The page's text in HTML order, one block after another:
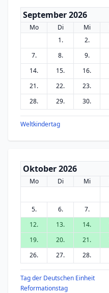
September 2026
Mo Di Mi
1.
2.
7.
8. 9.
14.
15. 16.
21.
22. 23.
28.
29. 30.
Weltkindertag
Oktober 2026
Mo Di Mi
5.
6. 7.
12.
13. 14.
19.
20. 21.
26.
27. 28.
Tag der Deutschen Einheit
Reformationstag